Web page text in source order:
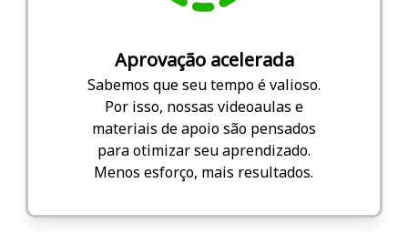
Aprovação acelerada
Sabemos que seu tempo é valioso.
Por isso, nossas videoaulas e
materiais de apoio são pensados
para otimizar seu aprendizado.
Menos esforço, mais resultados.